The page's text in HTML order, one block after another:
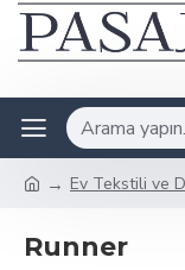
Ev Tekstili ve
Runner